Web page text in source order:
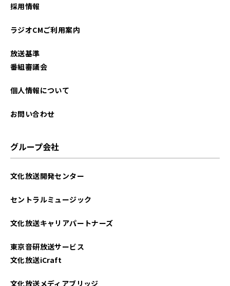
2024年01月
2023年09月
2023年03月
採用情報
ラジオCMご利用案内
放送基準
番組審議会
個人情報について
お問い合わせ
グループ会社
文化放送開発センター
セントラルミュージック
文化放送キャリアパートナーズ
東京音研放送サービス
文化放送iCraft
文化放送メディアブリッジ